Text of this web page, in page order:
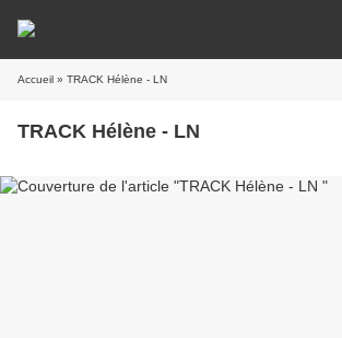
Accueil » TRACK Hélène - LN
TRACK Hélène - LN